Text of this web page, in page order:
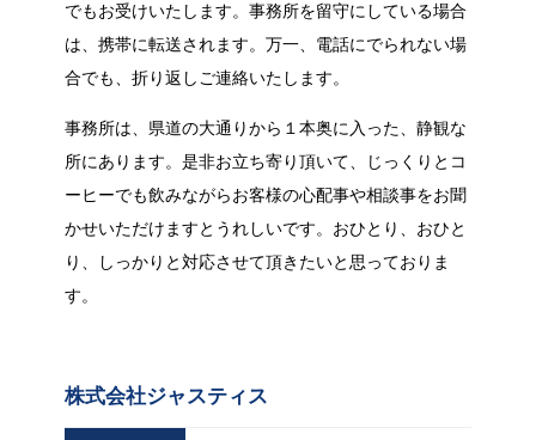
でもお受けいたします。事務所を留守にしている場合
は、携帯に転送されます。万一、電話にでられない場
合でも、折り返しご連絡いたします。
事務所は、県道の大通りから１本奥に入った、静観な
所にあります。是非お立ち寄り頂いて、じっくりとコ
ーヒーでも飲みながらお客様の心配事や相談事をお聞
かせいただけますとうれしいです。おひとり、おひと
り、しっかりと対応させて頂きたいと思っておりま
す。
株式会社ジャスティス